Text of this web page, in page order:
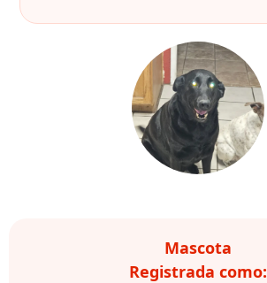
Mascota
Registrada como: